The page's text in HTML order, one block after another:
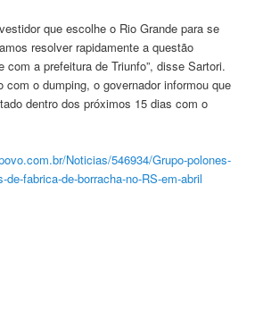
que escolhe o Rio Grande para se
resolver rapidamente a questão
com a prefeitura de Triunfo”, disse Sartori.
com o dumping, o governador informou que
dentro dos próximos 15 dias com o
br/Noticias/546934/Grupo-polones-
de-fabrica-de-borracha-no-RS-em-abril